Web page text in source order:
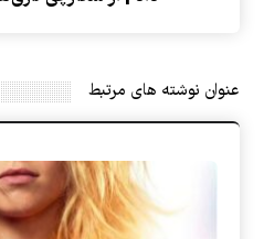
عنوان ‫نوشته های مرتبط